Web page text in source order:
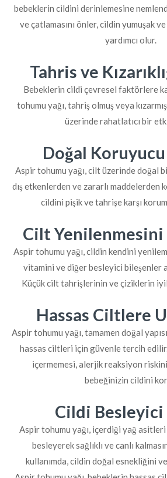
bebeklerin cildini derinlemesine
ve çatlamasını önler, cildin yumuşak
yardımcı olur.
Tahris ve
Bebeklerin cildi çevresel faktörlere
tohumu yağı, tahriş olmuş veya
üzerinde rahatlatıcı bir
Doğal
Aspir tohumu yağı, cilt üzerinde doğal
dış etkenlerden ve zararlı maddelerden
cildini pişik ve tahrişe karşı
Cilt
Aspir tohumu yağı, cildin kendini
vitamini ve diğer besleyici bileşenler
Küçük cilt tahrişlerinin ve çiziklerin
Hassas Ciltlere
Aspir tohumu yağı, tamamen doğal
hassas ciltleri için güvenle tercih
içermemesi, alerjik reaksiyon
bebeğinizin cildini
Cildi
Aspir tohumu yağı, içerdiği yağ
besleyerek sağlıklı ve canlı
kullanımda, cildin doğal esnekliğini